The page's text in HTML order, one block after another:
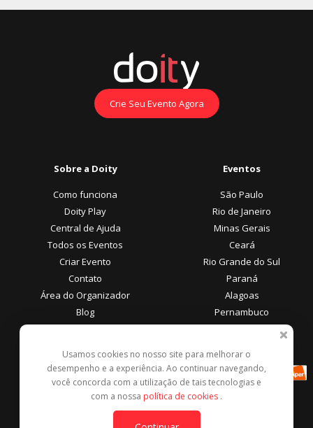
Crie Seu Evento Agora
Sobre a Doity
Como funciona
Doity Play
Central de Ajuda
Todos os Eventos
Criar Evento
Contato
Área do Organizador
Blog
Eventos
São Paulo
Rio de Janeiro
Minas Gerais
Ceará
Rio Grande do Sul
Paraná
Alagoas
Pernambuco
Área do Participante
Central de Ajuda
Denunciar este evento
Formas de Pagamento
Usamos cookies no nosso site para melhorar o
desempenho e a experiência. Ao continuar navegando,
você concorda com a utilização de tais tecnologias e
com a nossa política de cookies .